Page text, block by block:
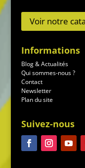
Voir notre
Informations
Blog & Actualités
Qui sommes-nous ?
Contact
Newsletter
Plan du site
Suivez-nous